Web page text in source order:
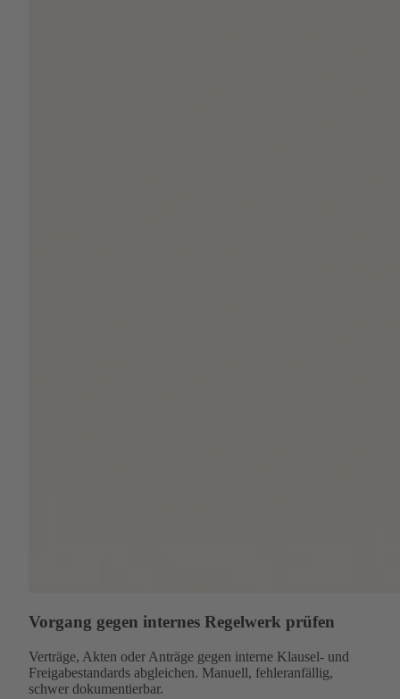
Vorgang gegen internes Regelwerk prüfen
Verträge, Akten oder Anträge gegen interne Klausel- und
Freigabestandards abgleichen. Manuell, fehleranfällig,
schwer dokumentierbar.